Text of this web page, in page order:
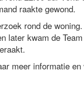
raakte gewond.
rond de
later kwam de
meer informatie